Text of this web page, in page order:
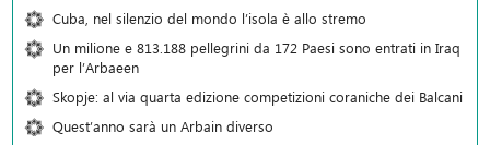
Cuba, nel silenzio del mondo l’isola è allo stremo
Un milione e 813.188 pellegrini da 172 Paesi sono entrati in Iraq
per l’Arbaeen
Skopje: al via quarta edizione competizioni coraniche dei Balcani
Quest’anno sarà un Arbain diverso